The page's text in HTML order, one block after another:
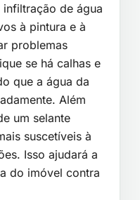
de água
à pintura e à
problemas
se há calhas e
que a água da
Além
um selante
suscetíveis à
Isso ajudará a
do imóvel contra